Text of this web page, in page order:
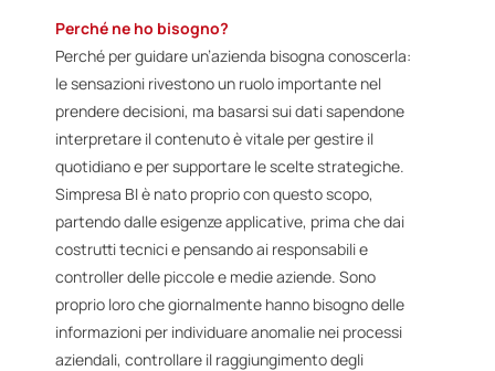
Perché ne ho bisogno?
Perché per guidare un’azienda bisogna conoscerla:
le sensazioni rivestono un ruolo importante nel
prendere decisioni, ma basarsi sui dati sapendone
interpretare il contenuto è vitale per gestire il
quotidiano e per supportare le scelte strategiche.
Simpresa BI è nato proprio con questo scopo,
partendo dalle esigenze applicative, prima che dai
costrutti tecnici e pensando ai responsabili e
controller delle piccole e medie aziende. Sono
proprio loro che giornalmente hanno bisogno delle
informazioni per individuare anomalie nei processi
aziendali, controllare il raggiungimento degli